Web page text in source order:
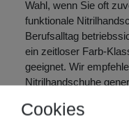
Wahl, wenn Sie oft
funktionale
Berufsalltag
ein zeitloser Farb-
geeignet. Wir
Nitrilhandschuhe
Dienstleistung, das
Cookies